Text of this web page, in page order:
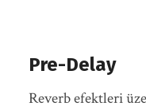
Pre-Delay
Reverb efektleri